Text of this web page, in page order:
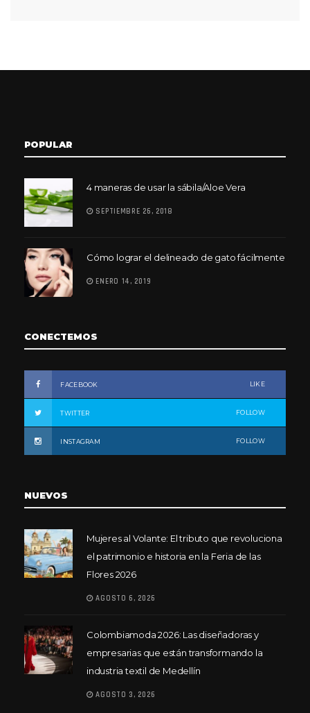
POPULAR
4 maneras de usar la sábila/Aloe Vera
SEPTIEMBRE 26, 2018
Cómo lograr el delineado de gato fácilmente
ENERO 14, 2019
CONECTEMOS
FACEBOOK LIKE
TWITTER FOLLOW
INSTAGRAM FOLLOW
NUEVOS
Mujeres al Volante: El tributo que revoluciona
el patrimonio e historia en la Feria de las
Flores 2026
AGOSTO 6, 2026
Colombiamoda 2026: Las diseñadoras y
empresarias que están transformando la
industria textil de Medellín
AGOSTO 3, 2026